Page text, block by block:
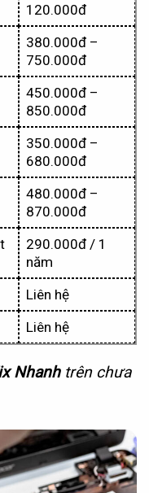
120.000đ
380.000đ –
750.000đ
450.000đ –
850.000đ
350.000đ –
680.000đ
480.000đ –
870.000đ
290.000đ / 1
năm
Liên hệ
Liên hệ
Nhanh trên chưa